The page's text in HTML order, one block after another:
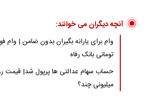
آنچه دیگران می خوانند:
تومانی بانک رفاه
حساب سهام عدالتی ها پرپول شد| قیمت
میلیونی چند؟